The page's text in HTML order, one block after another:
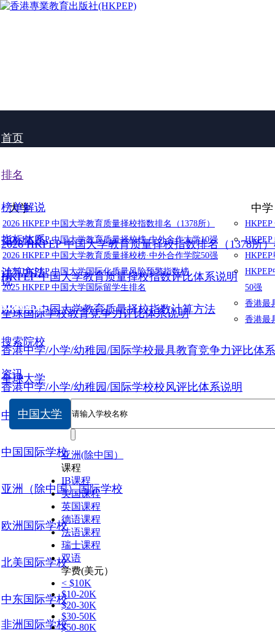
首页
排名
大学
2026 HKPEP 中国大学教育质量择校指数排名（1378所）
2026 HKPEP 中国大学教育质量择校榜·中外合作大学10强
2026 HKPEP 中国大学教育质量择校榜·中外合作学院50强
2025 HKPEP 中国大学国际化质量风险预警指数榜
2025 HKPEP 中国大学国际留学生排名
中学
50强
香港最
香港最
榜单解说
2026 HKPEP 中国大学教育质量择校指数排名（1378所
说
指标体系
HKPEP 中国大学教育质量择校指数评比体系说明
全球国际学校教育竞争力评比体系说明
香港中学/小学/幼稚园/国际学校最具教育竞争力评比体
香港中学/小学/幼稚园/国际学校校风评比体系说明
计算方法
HKPEP 中国大学教育质量择校指数计算方法
数据提交
搜索院校
全球大学
中国大学
中国国际学校
亚洲（除中国）国际学校
欧洲国际学校
北美国际学校
中东国际学校
非洲国际学校
资讯
中国大学
亚洲(除中国）
课程
IB课程
美国课程
英国课程
德语课程
法语课程
瑞士课程
双语
学费(美元）
< $10K
$10-20K
$20-30K
$30-50K
$50-80K